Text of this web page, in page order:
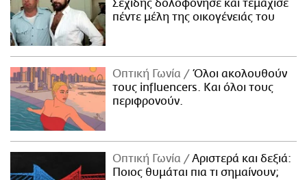
Σεχίδης δολοφόνησε και τεμάχισε
πέντε μέλη της οικογένειάς του
Οπτική Γωνία
Όλοι ακολουθούν
τους influencers. Και όλοι τους
περιφρονούν.
Οπτική Γωνία
Αριστερά και δεξιά:
Ποιος θυμάται πια τι σημαίνουν;